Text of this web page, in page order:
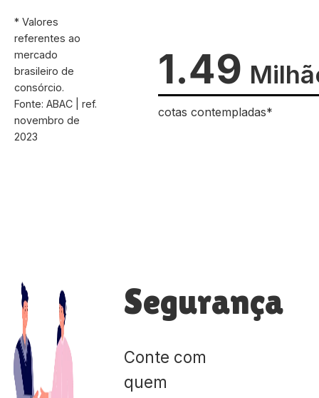
* Valores
referentes ao
mercado
brasileiro de
consórcio.
Fonte: ABAC | ref.
novembro de
2023
1.49
cotas contempladas*
Segurança
Conte com
quem